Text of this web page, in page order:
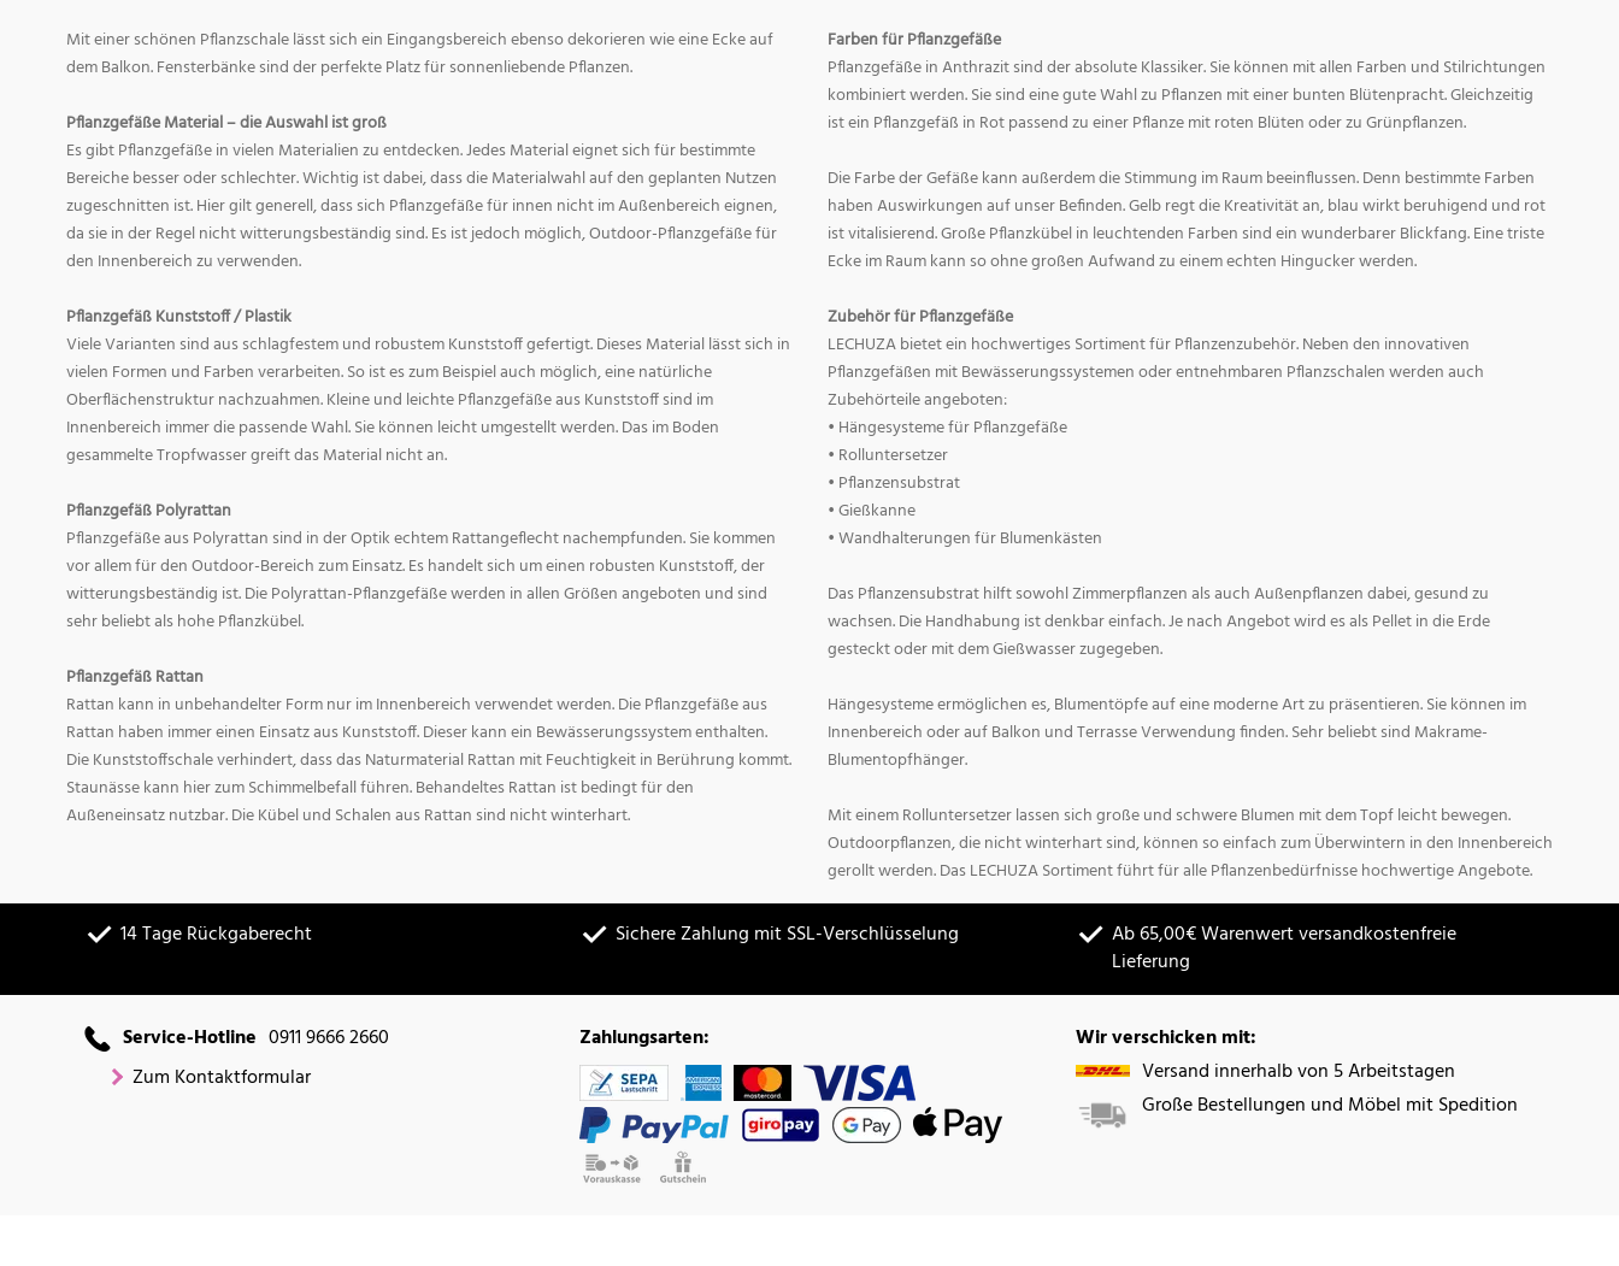
Mit einer schönen Pflanzschale lässt sich ein Eingangsbereich ebenso dekorieren wie eine Ecke auf
dem Balkon. Fensterbänke sind der perfekte Platz für sonnenliebende Pflanzen.
Pflanzgefäße Material – die Auswahl ist groß
Es gibt Pflanzgefäße in vielen Materialien zu entdecken. Jedes Material eignet sich für bestimmte
Bereiche besser oder schlechter. Wichtig ist dabei, dass die Materialwahl auf den geplanten Nutzen
zugeschnitten ist. Hier gilt generell, dass sich Pflanzgefäße für innen nicht im Außenbereich eignen,
da sie in der Regel nicht witterungsbeständig sind. Es ist jedoch möglich, Outdoor-Pflanzgefäße für
den Innenbereich zu verwenden.
Pflanzgefäß Kunststoff / Plastik
Viele Varianten sind aus schlagfestem und robustem Kunststoff gefertigt. Dieses Material lässt sich in
vielen Formen und Farben verarbeiten. So ist es zum Beispiel auch möglich, eine natürliche
Oberflächenstruktur nachzuahmen. Kleine und leichte Pflanzgefäße aus Kunststoff sind im
Innenbereich immer die passende Wahl. Sie können leicht umgestellt werden. Das im Boden
gesammelte Tropfwasser greift das Material nicht an.
Pflanzgefäß Polyrattan
Pflanzgefäße aus Polyrattan sind in der Optik echtem Rattangeflecht nachempfunden. Sie kommen
vor allem für den Outdoor-Bereich zum Einsatz. Es handelt sich um einen robusten Kunststoff, der
witterungsbeständig ist. Die Polyrattan-Pflanzgefäße werden in allen Größen angeboten und sind
sehr beliebt als hohe Pflanzkübel.
Pflanzgefäß Rattan
Rattan kann in unbehandelter Form nur im Innenbereich verwendet werden. Die Pflanzgefäße aus
Rattan haben immer einen Einsatz aus Kunststoff. Dieser kann ein Bewässerungssystem enthalten.
Die Kunststoffschale verhindert, dass das Naturmaterial Rattan mit Feuchtigkeit in Berührung kommt.
Staunässe kann hier zum Schimmelbefall führen. Behandeltes Rattan ist bedingt für den
Außeneinsatz nutzbar. Die Kübel und Schalen aus Rattan sind nicht winterhart.
Farben für Pflanzgefäße
Pflanzgefäße in Anthrazit sind der absolute Klassiker. Sie können mit allen Farben und Stilrichtungen
kombiniert werden. Sie sind eine gute Wahl zu Pflanzen mit einer bunten Blütenpracht. Gleichzeitig
ist ein Pflanzgefäß in Rot passend zu einer Pflanze mit roten Blüten oder zu Grünpflanzen.
Die Farbe der Gefäße kann außerdem die Stimmung im Raum beeinflussen. Denn bestimmte Farben
haben Auswirkungen auf unser Befinden. Gelb regt die Kreativität an, blau wirkt beruhigend und rot
ist vitalisierend. Große Pflanzkübel in leuchtenden Farben sind ein wunderbarer Blickfang. Eine triste
Ecke im Raum kann so ohne großen Aufwand zu einem echten Hingucker werden.
Zubehör für Pflanzgefäße
LECHUZA bietet ein hochwertiges Sortiment für Pflanzenzubehör. Neben den innovativen
Pflanzgefäßen mit Bewässerungssystemen oder entnehmbaren Pflanzschalen werden auch
Zubehörteile angeboten:
• Hängesysteme für Pflanzgefäße
• Rolluntersetzer
• Pflanzensubstrat
• Gießkanne
• Wandhalterungen für Blumenkästen
Das Pflanzensubstrat hilft sowohl Zimmerpflanzen als auch Außenpflanzen dabei, gesund zu
wachsen. Die Handhabung ist denkbar einfach. Je nach Angebot wird es als Pellet in die Erde
gesteckt oder mit dem Gießwasser zugegeben.
Hängesysteme ermöglichen es, Blumentöpfe auf eine moderne Art zu präsentieren. Sie können im
Innenbereich oder auf Balkon und Terrasse Verwendung finden. Sehr beliebt sind Makrame-
Blumentopfhänger.
Mit einem Rolluntersetzer lassen sich große und schwere Blumen mit dem Topf leicht bewegen.
Outdoorpflanzen, die nicht winterhart sind, können so einfach zum Überwintern in den Innenbereich
gerollt werden. Das LECHUZA Sortiment führt für alle Pflanzenbedürfnisse hochwertige Angebote.
14 Tage Rückgaberecht Sichere Zahlung mit SSL-Verschlüsselung
Ab 65,00€ Warenwert versandkostenfreie
Lieferung
Service-Hotline 0911 9666 2660
Zum Kontaktformular
Zahlungsarten:
Wir verschicken mit:
Versand innerhalb von 5 Arbeitstagen
Große Bestellungen und Möbel mit Spedition